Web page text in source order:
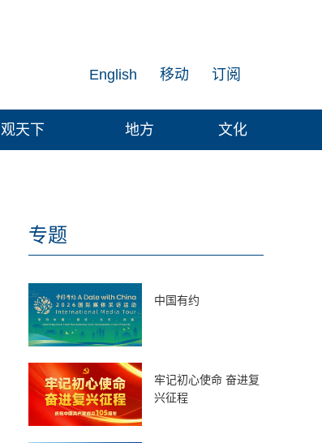
订阅
移动
English
观天下 地方 文化
专题
中国有约
牢记初心使命 奋进复
兴征程